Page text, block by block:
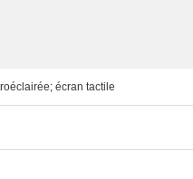
écran tactile